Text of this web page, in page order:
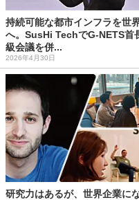
持続可能な都市インフラを世
へ。SusHi TechでG-NETS首
級会議を併...
2026年4月30日
研究力はあるが、世界企業に